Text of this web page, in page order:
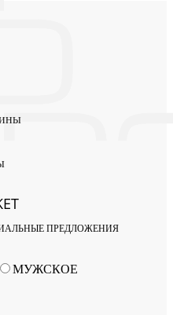
ПРЕДЛОЖЕНИЯ
МУЖСКОЕ